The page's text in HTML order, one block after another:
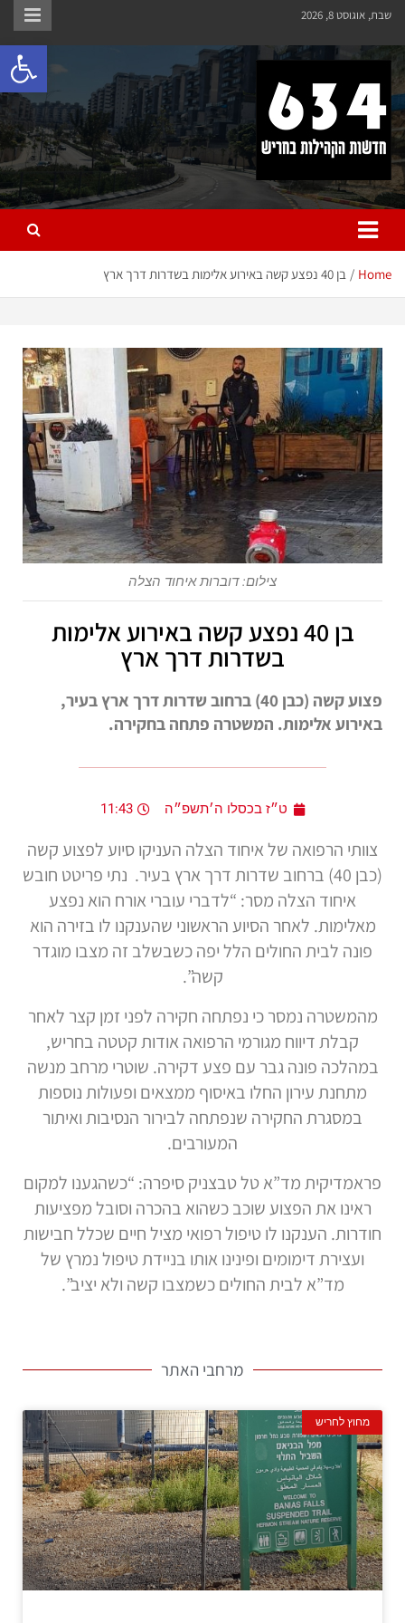
שבת, אוגוסט 8, 2026
חריש 634
חדשות הקהילות בחריש
Home בן 40 נפצע קשה באירוע אלימות בשדרות דרך ארץ
צילום: דוברות איחוד הצלה
בן 40 נפצע קשה באירוע אלימות
בשדרות דרך ארץ
פצוע קשה (כבן 40) ברחוב שדרות דרך ארץ בעיר,
באירוע אלימות. המשטרה פתחה בחקירה.
ט״ז בכסלו ה׳תשפ״ה 11:43
צוותי הרפואה של איחוד הצלה העניקו סיוע לפצוע קשה
(כבן 40) ברחוב שדרות דרך ארץ בעיר. נתי פריטט חובש
איחוד הצלה מסר: “לדברי עוברי אורח הוא נפצע
מאלימות. לאחר הסיוע הראשוני שהענקנו לו בזירה הוא
פונה לבית החולים הלל יפה כשבשלב זה מצבו מוגדר
קשה”.
מהמשטרה נמסר כי נפתחה חקירה לפני זמן קצר לאחר
קבלת דיווח מגורמי הרפואה אודות קטטה בחריש,
במהלכה פונה גבר עם פצע דקירה. שוטרי מרחב מנשה
מתחנת עירון החלו באיסוף ממצאים ופעולות נוספות
במסגרת החקירה שנפתחה לבירור הנסיבות ואיתור
המעורבים.
פראמדיקית מד”א טל טבצניק סיפרה: “כשהגענו למקום
ראינו את הפצוע שוכב כשהוא בהכרה וסובל מפציעות
חודרות. הענקנו לו טיפול רפואי מציל חיים שכלל חבישות
ועצירת דימומים ופינינו אותו בניידת טיפול נמרץ של
מד”א לבית החולים כשמצבו קשה ולא יציב”.
מרחבי האתר
מחוץ לחריש